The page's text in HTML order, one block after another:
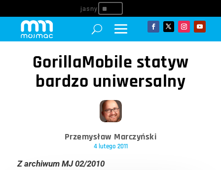
^
GorillaMobile statyw
bardzo uniwersalny
Przemysław Marczyński
4 lutego 2011
Z archiwum MJ 02/2010